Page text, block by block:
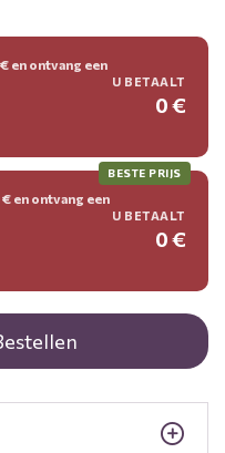
en ontvang een
U BETAALT
0 €
BESTE PRIJS
en ontvang een
U BETAALT
0 €